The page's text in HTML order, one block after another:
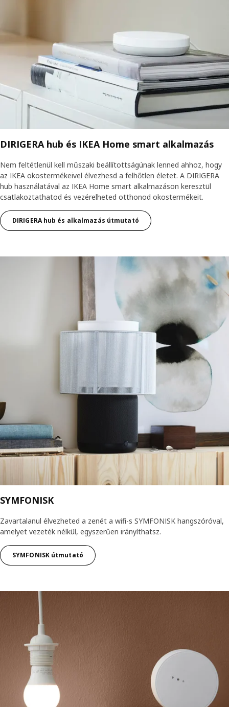
DIRIGERA hub és IKEA Home smart alkalmazás
Nem feltétlenül kell műszaki beállítottságúnak lenned ahhoz, hogy
az IKEA okostermékeivel élvezhesd a felhőtlen életet. A DIRIGERA
hub használatával az IKEA Home smart alkalmazáson keresztül
csatlakoztathatod és vezérelheted otthonod okostermékeit.
DIRIGERA hub és alkalmazás útmutató
SYMFONISK
Zavartalanul élvezheted a zenét a wifi-s SYMFONISK hangszóróval,
amelyet vezeték nélkül, egyszerűen irányíthatsz.
SYMFONISK útmutató